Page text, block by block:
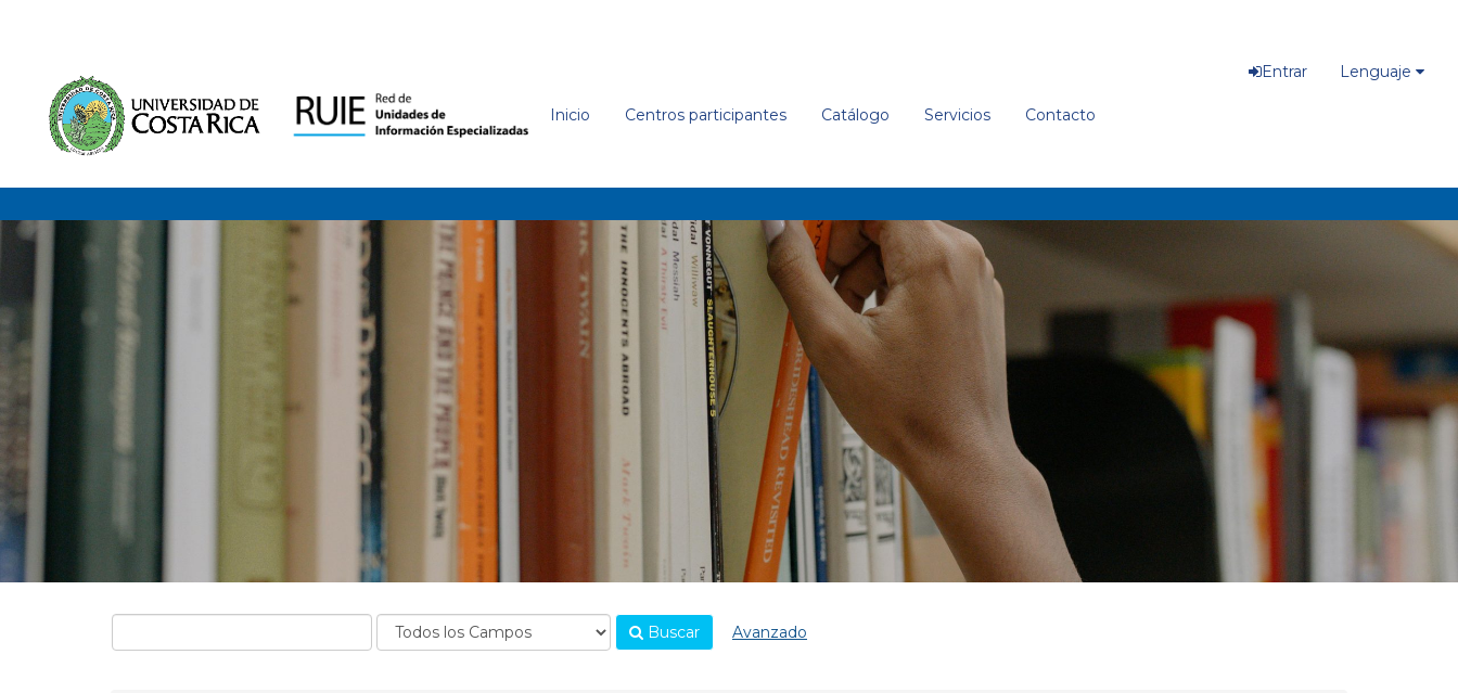
Inicio Centros participantes Catálogo Servicios Contacto
Entrar Lenguaje
Buscar Avanzado